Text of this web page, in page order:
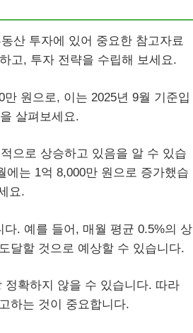
산 투자에 있어 중요한 참고자료
고, 투자 전략을 수립해 보세요.
원으로, 이는 2025년 9월 기준입
살펴보세요.
으로 상승하고 있음을 알 수 있습
에는 1억 8,000만 원으로 증가했습
요.
. 예를 들어, 매월 평균 0.5%의 상
달할 것으로 예상할 수 있습니다.
확하지 않을 수 있습니다. 따라
하는 것이 중요합니다.